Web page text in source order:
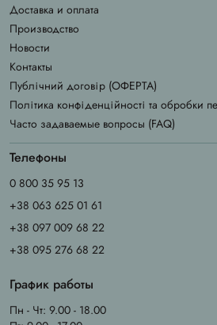
Доставка и оплата
Производство
Новости
Контакты
Публічний договір (ОФЕРТА)
Політика конфіденційності та обробки
Часто задаваемые вопросы (FAQ)
Телефоны
0 800 35 95 13
+38 063 625 01 61
+38 097 009 68 22
+38 095 276 68 22
График работы
Пн - Чт: 9.00 - 18.00